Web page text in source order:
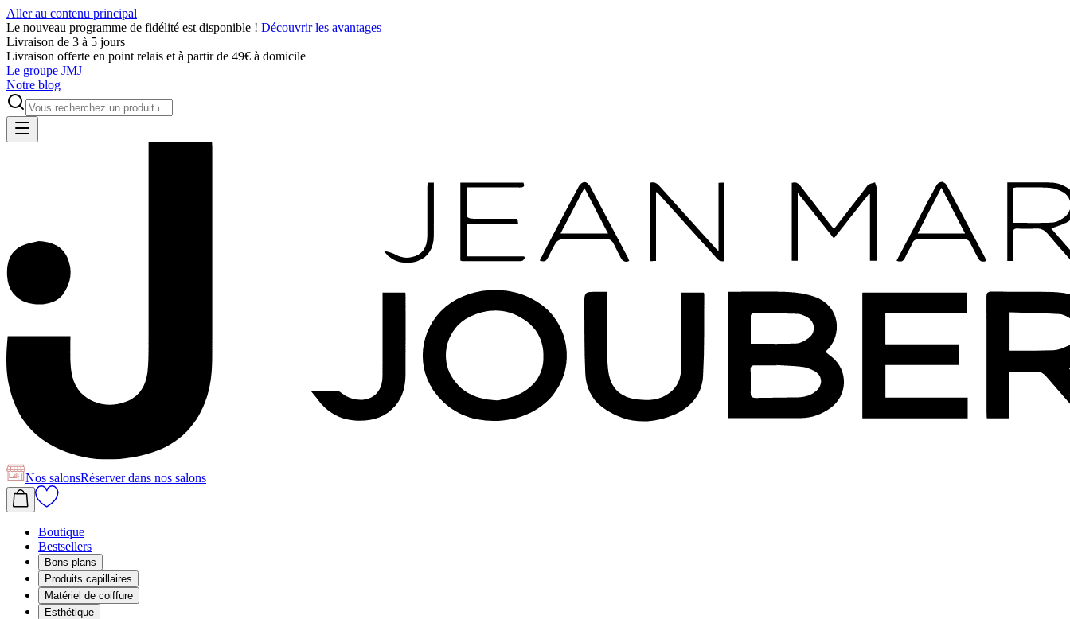
Aller au contenu principal
Le nouveau programme de fidélité est disponible ! Découvrir les avantages
Livraison de 3 à 5 jours
Livraison offerte en point relais et à partir de 49€ à domicile
Le groupe JMJ
Notre blog
Nos salonsRéserverdans nos salons
Boutique
Bestsellers
Bons plans
Produits capillaires
Matériel de coiffure
Esthétique